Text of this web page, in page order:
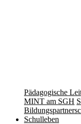
Pädagogische
MINT am SGH
Schulleben